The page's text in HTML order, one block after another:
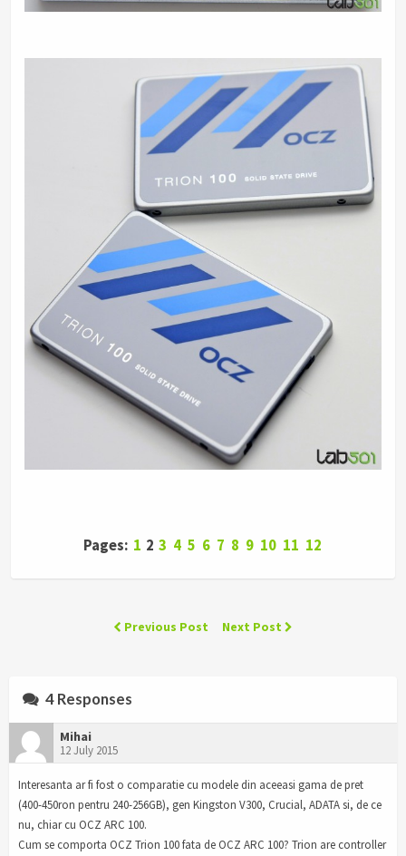
Pages: 1 2 3 4 5 6 7 8 9 10 11 12
Previous Post Next Post
4 Responses
Mihai
12 July 2015
Interesanta ar fi fost o comparatie cu modele din aceeasi gama de pret
(400-450ron pentru 240-256GB), gen Kingston V300, Crucial, ADATA si, de ce
nu, chiar cu OCZ ARC 100.
Cum se comporta OCZ Trion 100 fata de OCZ ARC 100? Trion are controller